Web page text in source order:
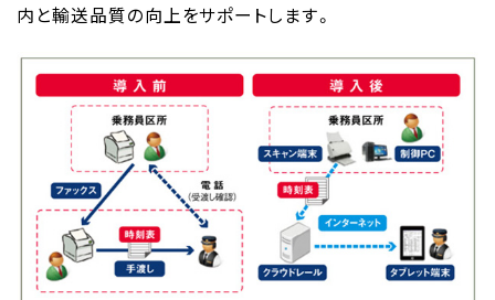
内と輸送品質の向上をサポートします。